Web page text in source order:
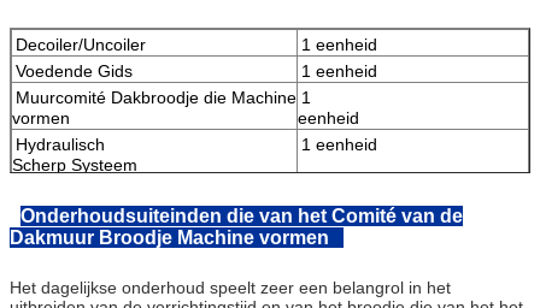
Eindlijsten
Lijsttype
Eenvoudig
nonpowertype
Functie
Om de
Decoiler/Uncoiler
1 eenheid
Voedende Gids
1 eenheid
Muurcomité Dakbroodje die Machine
vormen
1
eenheid
Hydraulisch
Scherp Systeem
1 eenheid
PLC de Doos van de
Computercontrole
1 eenheid
Onderhoudsuiteinden die van het Comité van de
Dakmuur Broodje Machine vormen
Het dagelijkse onderhoud speelt zeer een belangrol in het